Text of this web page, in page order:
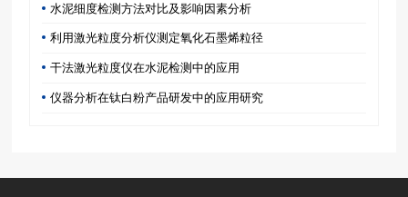
水泥细度检测方法对比及影响因素分析
利用激光粒度分析仪测定氧化石墨烯粒径
干法激光粒度仪在水泥检测中的应用
仪器分析在钛白粉产品研发中的应用研究